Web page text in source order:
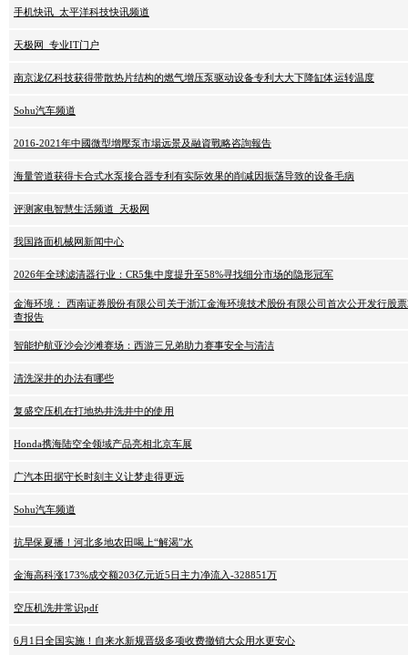
手机快讯_太平洋科技快讯频道
天极网_专业IT门户
南京泷亿科技获得带散热片结构的燃气增压泵驱动设备专利大大下降缸体运转温度
Sohu汽车频道
2016-2021年中國微型增壓泵市場远景及融資戰略咨詢報告
海量管道获得卡合式水泵接合器专利有实际效果的削减因振荡导致的设备毛病
评测家电智慧生活频道_天极网
我国路面机械网新闻中心
2026年全球滤清器行业：CR5集中度提升至58%寻找细分市场的隐形冠军
金海环境： 西南证券股份有限公司关于浙江金海环境技术股份有限公司首次公开发行股
查报告
智能护航亚沙会沙滩赛场：西游三兄弟助力赛事安全与清洁
清洗深井的办法有哪些
复盛空压机在打地热井洗井中的使用
Honda携海陆空全领域产品亮相北京车展
广汽本田据守长时刻主义让梦走得更远
Sohu汽车频道
抗旱保夏播！河北多地农田喝上“解渴”水
金海高科涨173%成交额203亿元近5日主力净流入-328851万
空压机洗井常识pdf
6月1日全国实施！自来水新规晋级多项收费撤销大众用水更安心